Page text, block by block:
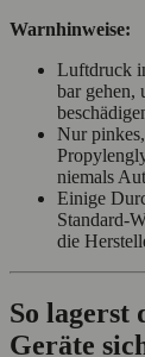
Warnhinweise:
Luftdruck
bar gehen,
Nur
niemals
Einige
die
So lagerst
Geräte